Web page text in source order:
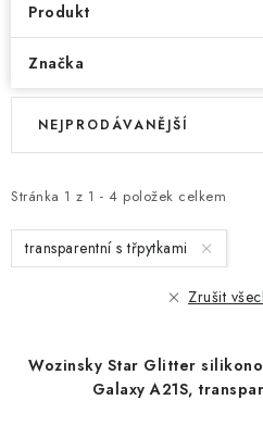
Produkt
Značka
V
i
s
p
Stránka 1 z 1 - 4 položek celkem
Ř
e
n
í
NEJPRODÁVANĚJŠÍ
transparentní s třpytkami
Zrušit
Wozinsky Star Glitter
Galaxy A21S,